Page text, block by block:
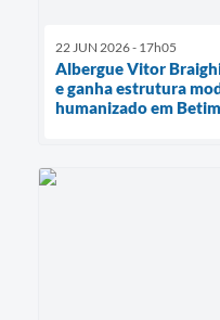
22 JUN 2026 - 17h05
Albergue Vitor
e ganha estrutura
humanizado em Betim